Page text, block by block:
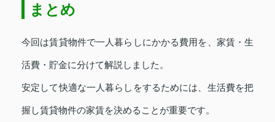
まとめ
今回は賃貸物件で一人暮らしにかかる費用を、家賃・生
活費・貯金に分けて解説しました。
安定して快適な一人暮らしをするためには、生活費を把
握し賃貸物件の家賃を決めることが重要です。